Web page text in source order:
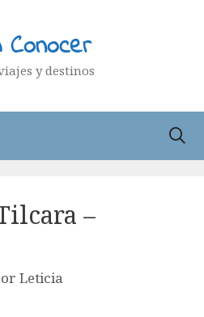
y destinos
–
Leticia